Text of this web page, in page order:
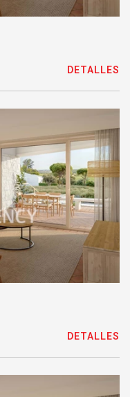
DETALLES
DETALLES